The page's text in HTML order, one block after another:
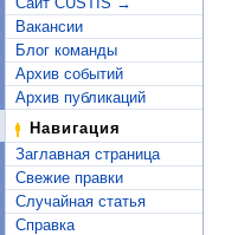
Вакансии
Блог команды
Архив событий
Архив публикаций
Навигация
Заглавная страница
Свежие правки
Случайная статья
Справка